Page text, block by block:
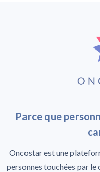
Parce que
Oncostar est une
personnes touchées par